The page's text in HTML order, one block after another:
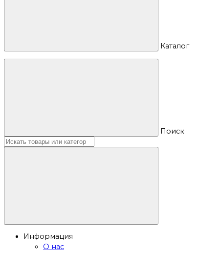
Каталог
Поиск
Информация
О нас